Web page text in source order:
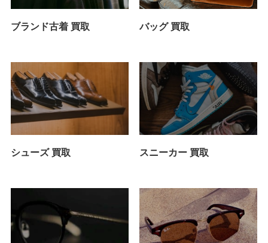
ブランド古着 買取 バッグ 買取
シューズ 買取 スニーカー 買取